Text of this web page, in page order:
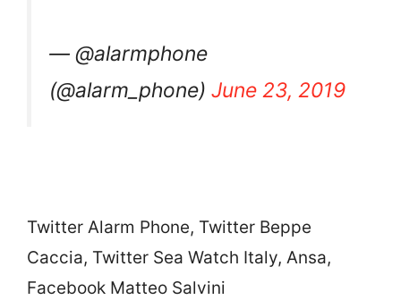
— @alarmphone
(@alarm_phone) June 23, 2019
Twitter Alarm Phone, Twitter Beppe
Caccia, Twitter Sea Watch Italy, Ansa,
Facebook Matteo Salvini